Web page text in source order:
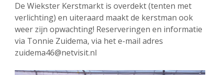
De Wiekster Kerstmarkt is overdekt (tenten met
verlichting) en uiteraard maakt de kerstman ook
weer zijn opwachting! Reserveringen en informatie
via Tonnie Zuidema, via het e-mail adres
zuidema46@netvisit.nl